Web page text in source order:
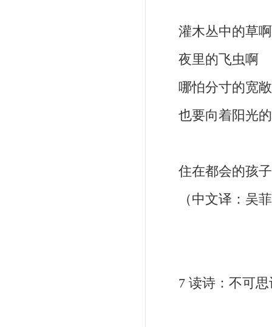
灌木丛中的草啊
夜里的飞虫啊
哪怕分寸的宽敞
也要向着阳光的
住在都会的
（中文译：吴
7 读诗：不可思